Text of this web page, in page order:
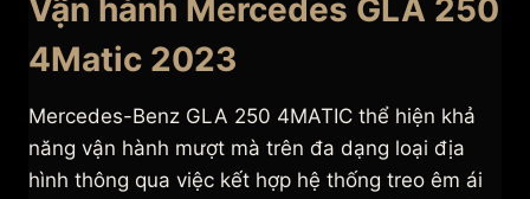
Vận hành Mercedes GLA 250
4Matic 2023
Mercedes-Benz GLA 250 4MATIC thể hiện khả
năng vận hành mượt mà trên đa dạng loại địa
hình thông qua việc kết hợp hệ thống treo êm ái